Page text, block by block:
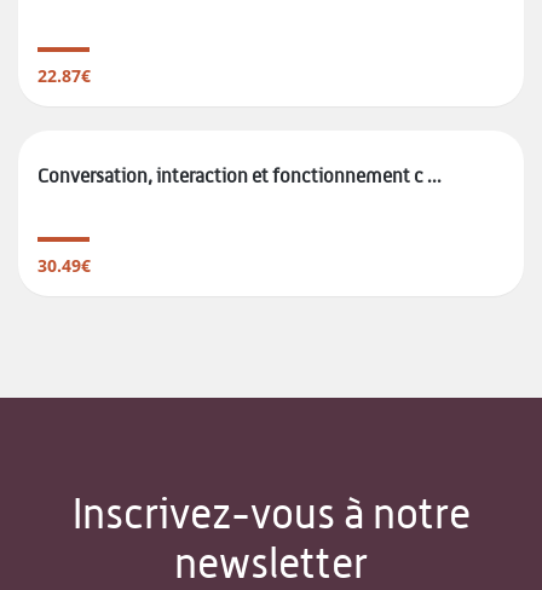
22.87€
Conversation, interaction et fonctionnement c ...
30.49€
Inscrivez-vous à notre
newsletter